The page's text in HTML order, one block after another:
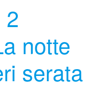
notte
serata